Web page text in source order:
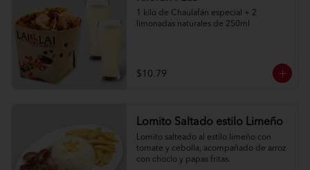
1 kilo de Chaulafán especial + 2
limonadas naturales de 250ml
$10.79
Lomito Saltado estilo Limeño
Lomito salteado al estilo limeño con
tomate y cebolla, acompañado de arroz
con choclo y papas fritas.